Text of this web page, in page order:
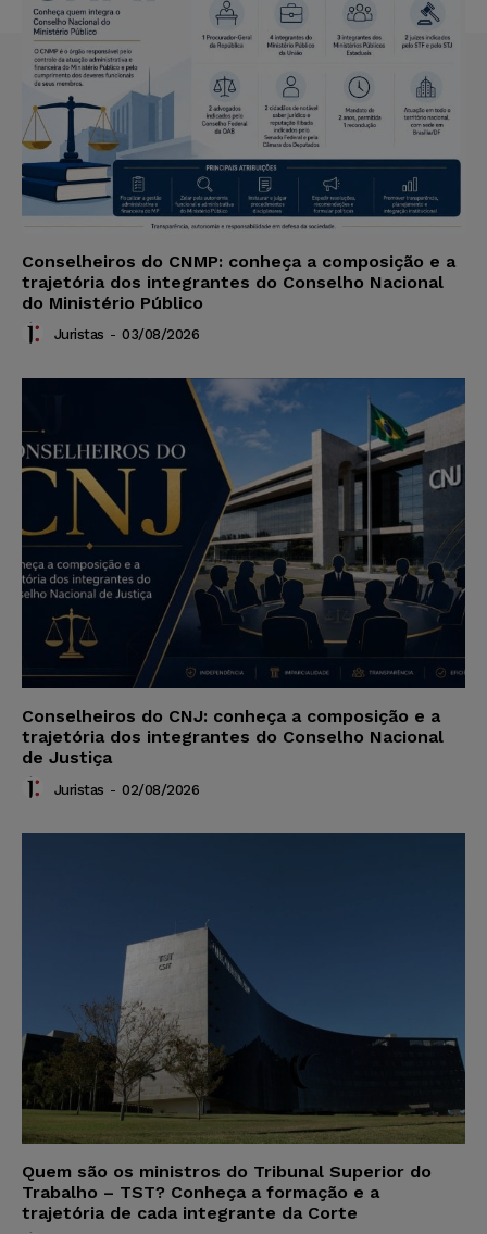
Conselheiros do CNMP: conheça a composição e a
trajetória dos integrantes do Conselho Nacional
do Ministério Público
Juristas - 03/08/2026
Conselheiros do CNJ: conheça a composição e a
trajetória dos integrantes do Conselho Nacional
de Justiça
Juristas - 02/08/2026
Quem são os ministros do Tribunal Superior do
Trabalho – TST? Conheça a formação e a
trajetória de cada integrante da Corte